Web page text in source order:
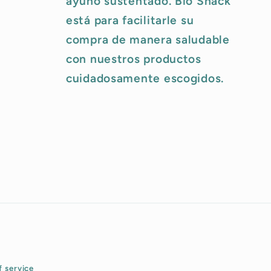
está para facilitarle su
compra de manera saludable
con nuestros productos
cuidadosamente escogidos.
service